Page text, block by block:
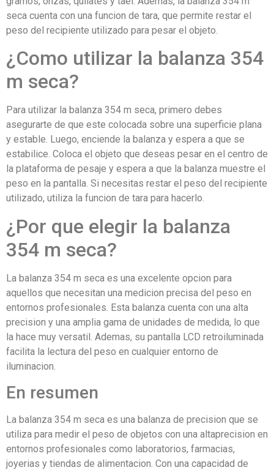
seca cuenta con una funcion de tara, que permite restar el
peso del recipiente utilizado para pesar el objeto.
¿Como utilizar la balanza 354
m seca?
Para utilizar la balanza 354 m seca, primero debes
asegurarte de que este colocada sobre una superficie plana
y estable. Luego, enciende la balanza y espera a que se
estabilice. Coloca el objeto que deseas pesar en el centro de
la plataforma de pesaje y espera a que la balanza muestre el
peso en la pantalla. Si necesitas restar el peso del recipiente
utilizado, utiliza la funcion de tara para hacerlo.
¿Por que elegir la balanza
354 m seca?
La balanza 354 m seca es una excelente opcion para
aquellos que necesitan una medicion precisa del peso en
entornos profesionales. Esta balanza cuenta con una alta
precision y una amplia gama de unidades de medida, lo que
la hace muy versatil. Ademas, su pantalla LCD retroiluminada
facilita la lectura del peso en cualquier entorno de
iluminacion.
En resumen
La balanza 354 m seca es una balanza de precision que se
utiliza para medir el peso de objetos con una altaprecision en
entornos profesionales como laboratorios, farmacias,
joyerias y tiendas de alimentacion. Con una capacidad de